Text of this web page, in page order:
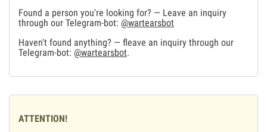
Found a person you're looking for? — Leave an inquiry
through our Telegram-bot: @wartearsbot
Haven't found anything? — fleave an inquiry through our
Telegram-bot: @wartearsbot.
ATTENTION!